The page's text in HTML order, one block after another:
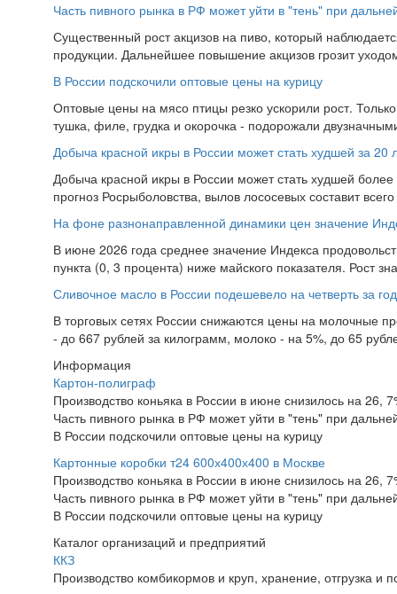
Часть пивного рынка в РФ может уйти в "тень" при
Существенный рост акцизов на пиво, который
продукции. Дальнейшее повышение акцизов грозит
В России подскочили оптовые цены на курицу
Оптовые цены на мясо птицы резко ускорили рост.
тушка, филе, грудка и окорочка - подорожали
Добыча красной икры в России может стать худшей за 20
Добыча красной икры в России может стать худшей
прогноз Росрыболовства, вылов лососевых составит
На фоне разнонаправленной динамики цен значение
В июне 2026 года среднее значение Индекса
пункта (0, 3 процента) ниже майского показателя. Рост
Сливочное масло в России подешевело на четверть за год
В торговых сетях России снижаются цены на молочные
- до 667 рублей за килограмм, молоко - на 5%, до 65
Информация
Картон-полиграф
Производство коньяка в России в июне снизилось на 26,
Часть пивного рынка в РФ может уйти в "тень" при
В России подскочили оптовые цены на курицу
Картонные коробки т24 600х400х400 в Москве
Производство коньяка в России в июне снизилось на 26,
Часть пивного рынка в РФ может уйти в "тень" при
В России подскочили оптовые цены на курицу
Каталог организаций и предприятий
ККЗ
Производство комбикормов и круп, хранение, отгрузка и